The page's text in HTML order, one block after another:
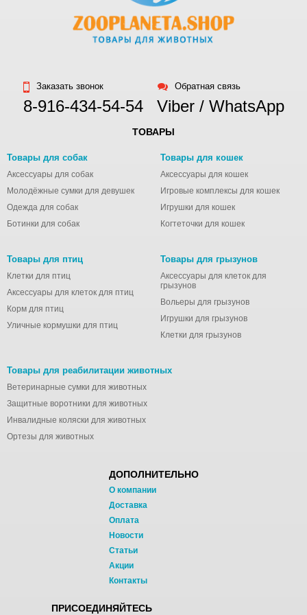
окружность
груди 42 см
Заказать звонок
8-916-434-54-54
Обратная связь
Viber / WhatsApp
ТОВАРЫ
Товары для собак
Аксессуары для собак
Молодёжные сумки для девушек
Одежда для собак
Ботинки для собак
Товары для кошек
Аксессуары для кошек
Игровые комплексы для кошек
Игрушки для кошек
Когтеточки для кошек
Товары для птиц
Клетки для птиц
Аксессуары для клеток для птиц
Корм для птиц
Уличные кормушки для птиц
Товары для грызунов
Аксессуары для клеток для
грызунов
Вольеры для грызунов
Игрушки для грызунов
Клетки для грызунов
Товары для реабилитации животных
Ветеринарные сумки для животных
Защитные воротники для животных
Инвалидные коляски для животных
Ортезы для животных
ДОПОЛНИТЕЛЬНО
О компании
Доставка
Оплата
Новости
Статьи
Акции
Контакты
ПРИСОЕДИНЯЙТЕСЬ